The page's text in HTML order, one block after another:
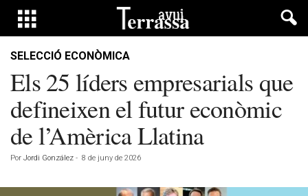
SELECCIÓ ECONÒMICA
Els 25 líders empresarials que
defineixen el futur econòmic
de l’Amèrica Llatina
Por Jordi González - 8 de juny de 2026